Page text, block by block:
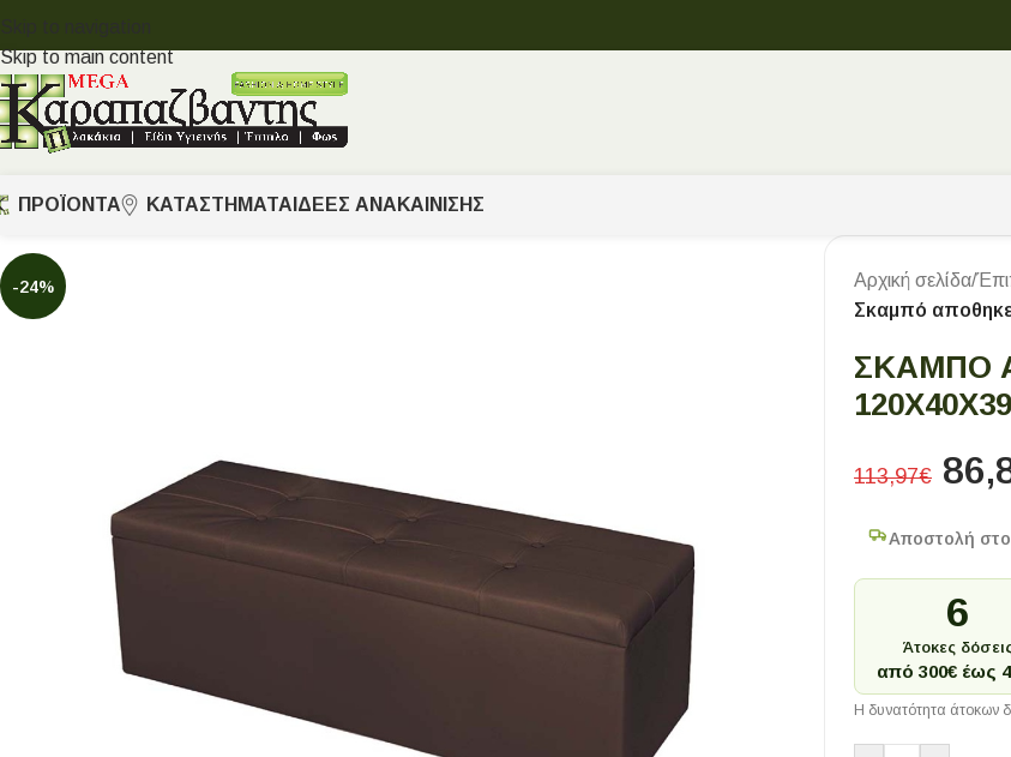
Skip to navigation
Skip to main content
ΠΡΟΪΟΝΤΑ ΚΑΤΑΣΤΗΜΑΤΑ ΙΔΈΕΣ ΑΝΑΚΑΊΝΙΣΗΣ
-24% Αρχική σελίδα/
Σκαμπό
ΣΚΑΜΠΌ
113,97€
Αποστολή
6
Άτοκες
από 300€ έως
Η δυνατότητα άτοκων